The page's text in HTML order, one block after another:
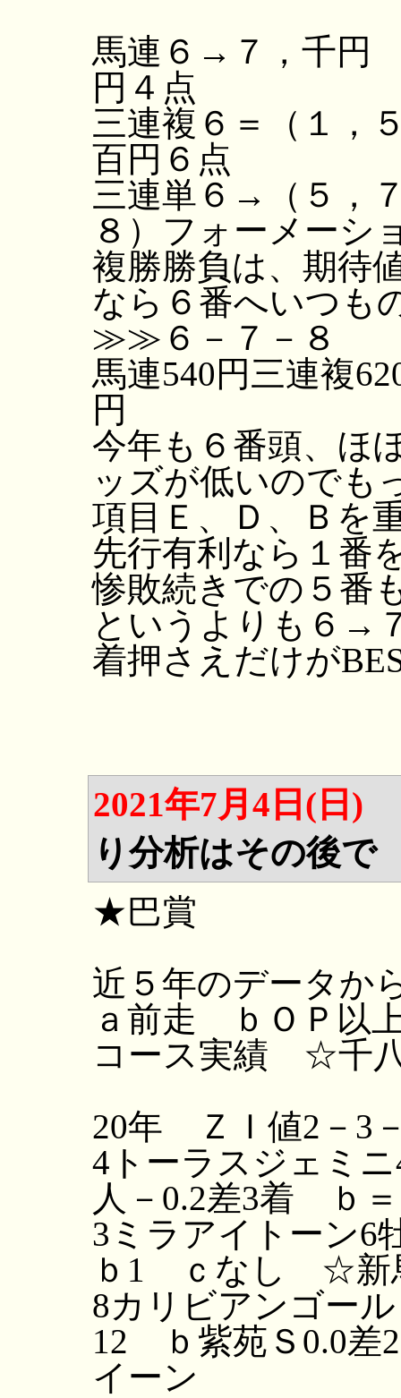
馬連６→７，千円
円４点
三連複６＝（１，
百円６点
三連単６→（５，
８）フォーメーシ
複勝勝負は、期待
なら６番へいつも
≫≫６－７－８
馬連540円三連複
円
今年も６番頭、ほ
ッズが低いのでも
項目Ｅ、Ｄ、Ｂを
先行有利なら１番
惨敗続きでの５番
というよりも６→
着押さえだけが
2021年7月4日(日)
り分析はその後で
★巴賞
近５年のデータか
ａ前走 ｂＯＰ以
コース実績 ☆千
20年 ＺＩ値2－3
4トーラスジェミ
人－0.2差3着 ｂ
3ミラアイトーン
ｂ1 ｃなし ☆新
8カリビアンゴー
12 ｂ紫苑Ｓ0.0
イーン